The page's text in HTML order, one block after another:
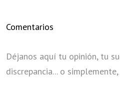
Comentarios
Déjanos aquí tu opinión, tu
discrepancia... o